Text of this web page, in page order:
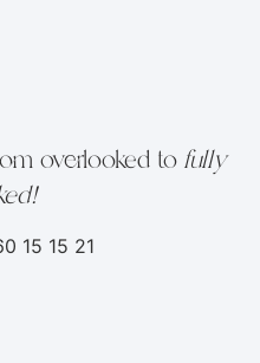
overlooked to fully
15 15 21